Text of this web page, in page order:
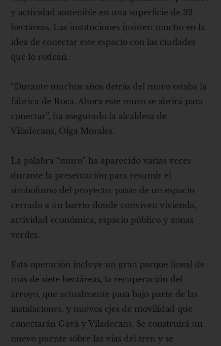
y actividad sostenible en una superficie de 32
hectáreas. Las instituciones insisten mucho en la
idea de conectar este espacio con las ciudades
que lo rodean.
“Durante muchos años detrás del muro estaba la
fábrica de Roca. Ahora este muro se abrirá para
conectar”, ha asegurado la alcaldesa de
Viladecans, Olga Morales.
La palabra “muro” ha aparecido varias veces
durante la presentación para resumir el
simbolismo del proyecto: pasar de un espacio
cerrado a un barrio donde conviven vivienda,
actividad económica, espacio público y zonas
verdes.
Esta operación incluye un gran parque lineal de
más de siete hectáreas, la recuperación del
arroyo, que actualmente pasa bajo parte de las
instalaciones, y nuevos ejes de movilidad que
conectarán Gavà y Viladecans. Se construirá un
nuevo puente sobre las vías del tren y se